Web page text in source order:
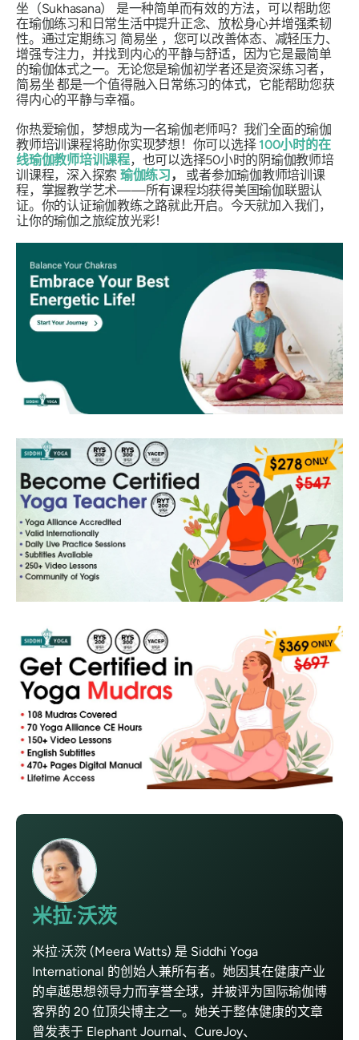
坐（Sukhasana）
是一种简单而有效的方法，可以帮助您
在瑜伽练习和日常生活中提升正念、放松身心并增强柔韧
性。通过定期练习 简易坐 ，您可以改善体态、减轻压力、
增强专注力，并找到内心的平静与舒适，因为它是最简单
的瑜伽体式之一。无论您是瑜伽初学者还是资深练习者，
简易坐 都是一个值得融入日常练习的体式，它能帮助您获
得内心的平静与幸福。
你热爱瑜伽，梦想成为一名瑜伽老师吗？我们全面的瑜伽
教师培训课程将助你实现梦想！你可以选择100小时的在
线瑜伽教师培训课程，也可以选择50小时的阴瑜伽教师培
训课程，深入探索 瑜伽练习，
或者参加瑜伽教师培训课
程，掌握教学艺术——所有课程均获得美国瑜伽联盟认
证。你的认证瑜伽教练之路就此开启。今天就加入我们，
让你的瑜伽之旅绽放光彩！
米拉·沃茨
米拉·沃茨 (Meera Watts) 是 Siddhi Yoga
International 的创始人兼所有者。她因其在健康产业
的卓越思想领导力而享誉全球，并被评为国际瑜伽博
客界的 20 位顶尖博主之一。她关于整体健康的文章
曾发表于 Elephant Journal、CureJoy、